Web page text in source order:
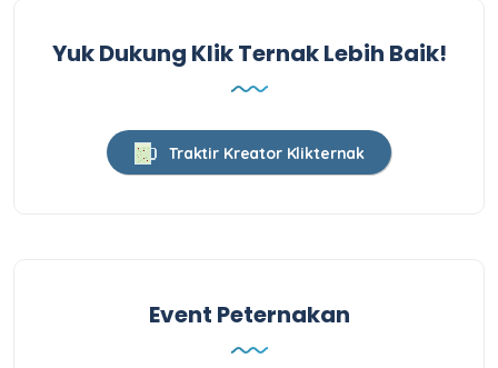
Yuk Dukung Klik Ternak Lebih Baik!
Traktir Kreator Klikternak
Event Peternakan